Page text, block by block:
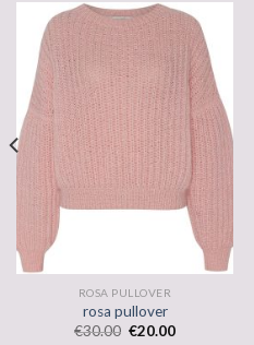
ROSA PULLOVER
rosa pullover
€30.00 €20.00